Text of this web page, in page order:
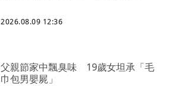
2026.08.09 12:36
父親節家中飄臭味 19歲女坦承「毛
巾包男嬰屍」